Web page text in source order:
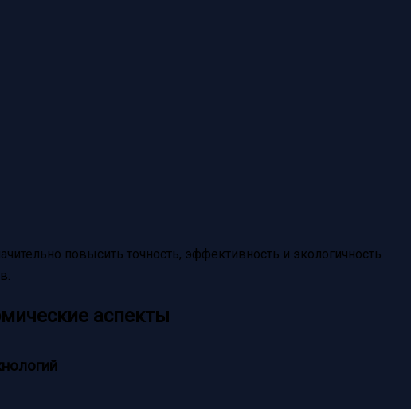
повысить точность, эффективность и экологичность
аспекты